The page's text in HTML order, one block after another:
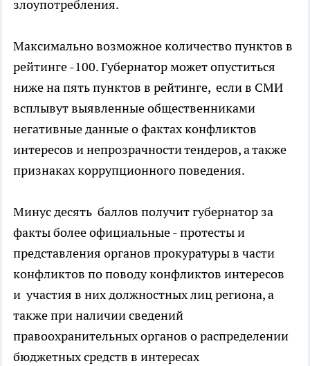
злоупотребления.
Максимально возможное количество пунктов в
рейтинге -100. Губернатор может опуститься
ниже на пять пунктов в рейтинге, если в СМИ
всплывут выявленные общественниками
негативные данные о фактах конфликтов
интересов и непрозрачности тендеров, а также
признаках коррупционного поведения.
Минус десять баллов получит губернатор за
факты более официальные - протесты и
представления органов прокуратуры в части
конфликтов по поводу конфликтов интересов
и участия в них должностных лиц региона, а
также при наличии сведений
правоохранительных органов о распределении
бюджетных средств в интересах